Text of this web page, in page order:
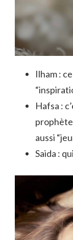
Ilham :
Hafsa :
aussi
Saida :